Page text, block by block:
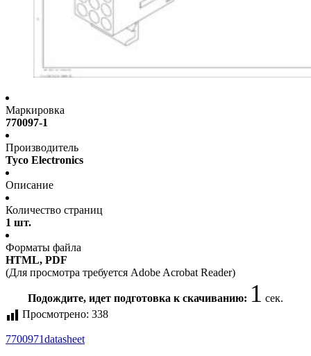
Маркировка
770097-1
Производитель
Tyco Electronics
Описание
Количество страниц
1 шт.
Форматы файла
HTML, PDF
(Для просмотра требуется Adobe Acrobat Reader)
Подождите, идет подготовка к скачиванию: 1 сек.
Просмотрено: 338
7700971datasheet